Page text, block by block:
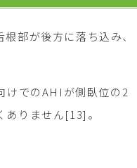
部が後方に落ち込み、
けでのAHIが側臥位の2
りません[13]。